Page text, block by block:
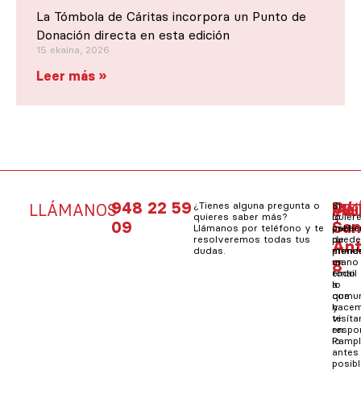
La Tómbola de Cáritas incorpora un Punto de
Donación directa en esta edición
15 ekaina, 2026
Leer más »
LLÁMANOS948 22 59
09
¿Tienes alguna pregunta o
quieres saber más?
Llámanos por teléfono y te
resolveremos todas tus
dudas.
C/
San
8
Si
saber
de
mano
todo
lo
que
en
Si
lo
un
email
a
y
te
lo
antes